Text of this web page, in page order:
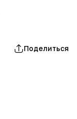
Поделиться